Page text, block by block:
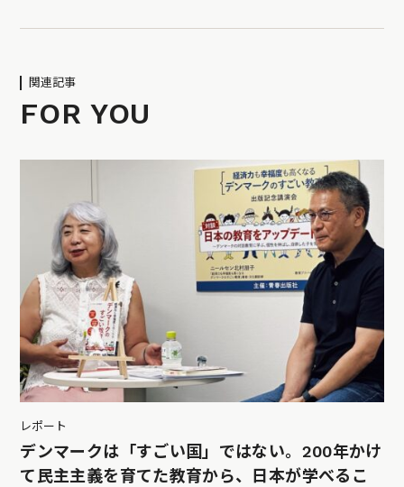
関連記事
FOR YOU
レポート
デンマークは「すごい国」ではない。200年かけ
て民主主義を育てた教育から、日本が学べるこ